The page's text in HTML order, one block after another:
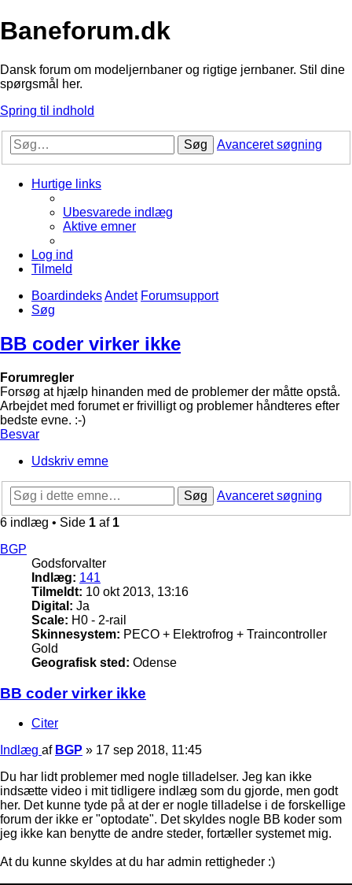
Baneforum.dk
Dansk forum om modeljernbaner og rigtige jernbaner. Stil dine
spørgsmål her.
Spring til indhold
Søg Avanceret søgning
Hurtige links
Ubesvarede indlæg
Aktive emner
Log ind
Tilmeld
BoardindeksAndet Forumsupport
Søg
BB coder virker ikke
Forumregler
Forsøg at hjælp hinanden med de problemer der måtte opstå.
Arbejdet med forumet er frivilligt og problemer håndteres efter
bedste evne. :-)
Besvar
Udskriv emne
Søg
Avanceret søgning
6 indlæg • Side 1 af 1
BGP
Godsforvalter
Indlæg: 141
Tilmeldt: 10 okt 2013, 13:16
Digital: Ja
Scale: H0 - 2-rail
Skinnesystem: PECO + Elektrofrog + Traincontroller
Gold
Geografisk sted: Odense
BB coder virker ikke
Citer
Indlæg af BGP » 17 sep 2018, 11:45
Du har lidt problemer med nogle tilladelser. Jeg kan ikke
indsætte video i mit tidligere indlæg som du gjorde, men godt
her. Det kunne tyde på at der er nogle tilladelse i de forskellige
forum der ikke er "optodate". Det skyldes nogle BB koder som
jeg ikke kan benytte de andre steder, fortæller systemet mig.
At du kunne skyldes at du har admin rettigheder :)